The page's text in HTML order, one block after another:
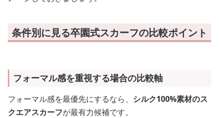
条件別に見る卒園式スカーフの比較ポイント
フォーマル感を重視する場合の比較軸
フォーマル感を最優先にするなら、 シルク100%素材のス
クエアスカーフが最有力候補です。